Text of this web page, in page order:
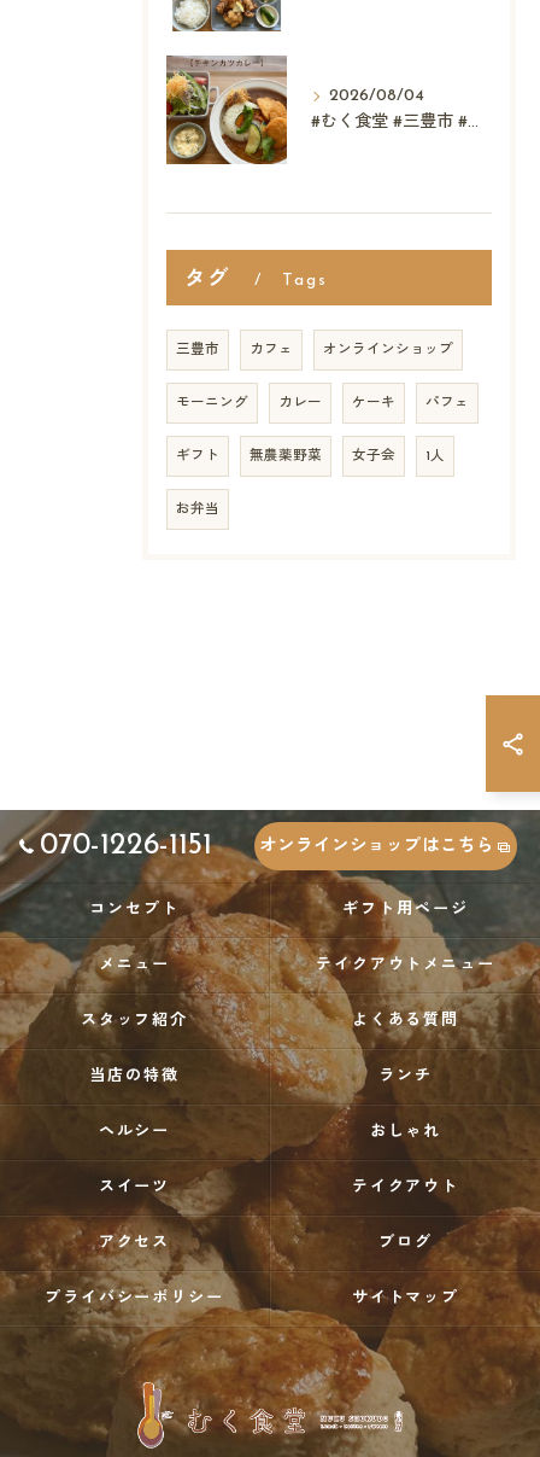
2026/08/04
#むく食堂 #三豊市 #テイクアウト #高屋神社 #...
タグ Tags
三豊市 カフェ オンラインショップ
モーニング カレー ケーキ パフェ
ギフト 無農薬野菜 女子会 1人
お弁当
070-1226-1151 オンラインショップはこちら
コンセプト ギフト用ページ
メニュー テイクアウトメニュー
スタッフ紹介 よくある質問
当店の特徴 ランチ
ヘルシー おしゃれ
スイーツ テイクアウト
アクセス ブログ
プライバシーポリシー サイトマップ